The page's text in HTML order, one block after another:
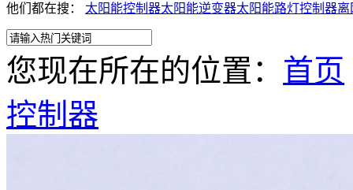
他们都在搜： 太阳能控制器太阳能逆变器太阳能路灯控制器
您现在所在的位置： 首页
控制器